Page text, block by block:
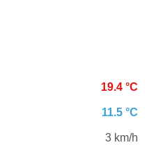
19.4 °C
11.5 °C
3 km/h